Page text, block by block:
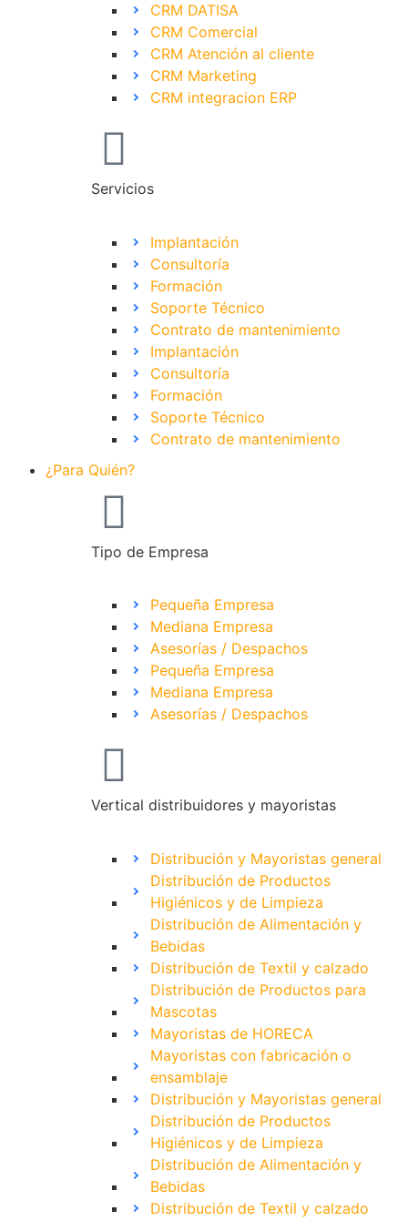
CRM DATISA
CRM Comercial
CRM Atención al cliente
CRM Marketing
CRM integracion ERP
Servicios
Implantación
Consultoría
Formación
Soporte Técnico
Contrato de mantenimiento
Implantación
Consultoría
Formación
Soporte Técnico
Contrato de mantenimiento
¿Para Quién?
Tipo de Empresa
Pequeña Empresa
Mediana Empresa
Asesorías / Despachos
Pequeña Empresa
Mediana Empresa
Asesorías / Despachos
Vertical distribuidores y mayoristas
Distribución y Mayoristas general
Distribución de Productos
Higiénicos y de Limpieza
Distribución de Alimentación y
Bebidas
Distribución de Textil y calzado
Distribución de Productos para
Mascotas
Mayoristas de HORECA
Mayoristas con fabricación o
ensamblaje
Distribución y Mayoristas general
Distribución de Productos
Higiénicos y de Limpieza
Distribución de Alimentación y
Bebidas
Distribución de Textil y calzado